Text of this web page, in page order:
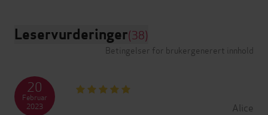
Leservurderinger(38)
Betingelser for brukergenerert innhold
Alice
20
Februar
2023